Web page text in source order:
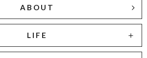
ABOUT
LIFE